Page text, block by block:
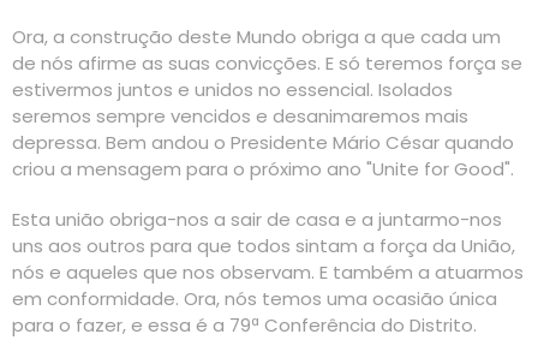
Ora, a construção deste Mundo obriga a que cada um
de nós afirme as suas convicções. E só teremos força se
estivermos juntos e unidos no essencial. Isolados
seremos sempre vencidos e desanimaremos mais
depressa. Bem andou o Presidente Mário César quando
criou a mensagem para o próximo ano "Unite for Good".
Esta união obriga-nos a sair de casa e a juntarmo-nos
uns aos outros para que todos sintam a força da União,
nós e aqueles que nos observam. E também a atuarmos
em conformidade. Ora, nós temos uma ocasião única
para o fazer, e essa é a 79ª Conferência do Distrito.